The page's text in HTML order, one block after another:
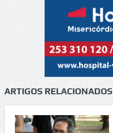
ARTIGOS RELACIONADOS